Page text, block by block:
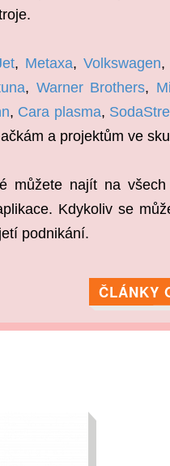
, Metaxa,Volkswagen,
, Warner Brothers,
, Cara plasma,
a projektům ve
můžete najít na
Kdykoliv se
podnikání.
ČLÁNKY